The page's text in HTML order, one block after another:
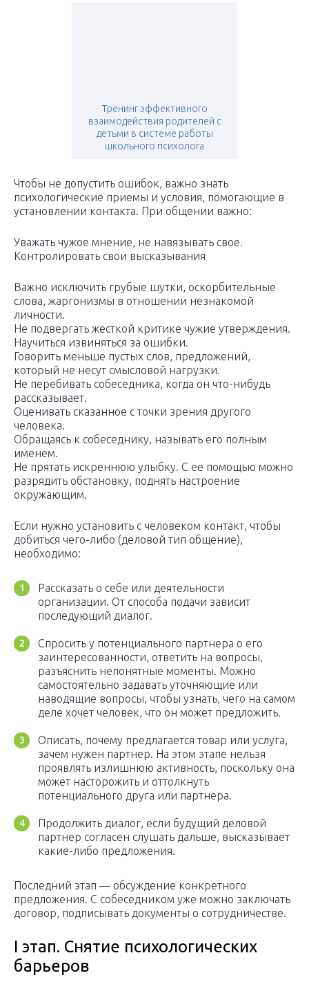
Тренинг эффективного
взаимодействия родителей с
детьми в системе работы
школьного психолога
Чтобы не допустить ошибок, важно знать
психологические приемы и условия, помогающие в
установлении контакта. При общении важно:
Уважать чужое мнение, не навязывать свое.
Контролировать свои высказывания
Важно исключить грубые шутки, оскорбительные
слова, жаргонизмы в отношении незнакомой
личности.
Не подвергать жесткой критике чужие утверждения.
Научиться извиняться за ошибки.
Говорить меньше пустых слов, предложений,
который не несут смысловой нагрузки.
Не перебивать собеседника, когда он что-нибудь
рассказывает.
Оценивать сказанное с точки зрения другого
человека.
Обращаясь к собеседнику, называть его полным
именем.
Не прятать искреннюю улыбку. С ее помощью можно
разрядить обстановку, поднять настроение
окружающим.
Если нужно установить с человеком контакт, чтобы
добиться чего-либо (деловой тип общение),
необходимо:
Рассказать о себе или деятельности
организации. От способа подачи зависит
последующий диалог.
Спросить у потенциального партнера о его
заинтересованности, ответить на вопросы,
разъяснить непонятные моменты. Можно
самостоятельно задавать уточняющие или
наводящие вопросы, чтобы узнать, чего на самом
деле хочет человек, что он может предложить.
Описать, почему предлагается товар или услуга,
зачем нужен партнер. На этом этапе нельзя
проявлять излишнюю активность, поскольку она
может насторожить и оттолкнуть
потенциального друга или партнера.
Продолжить диалог, если будущий деловой
партнер согласен слушать дальше, высказывает
какие-либо предложения.
Последний этап — обсуждение конкретного
предложения. С собеседником уже можно заключать
договор, подписывать документы о сотрудничестве.
I этап. Снятие психологических
барьеров